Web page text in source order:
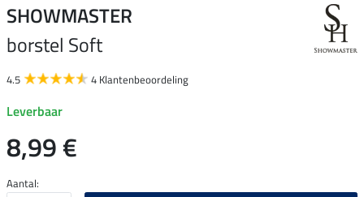
SHOWMASTER
borstel Soft
4.5 4 Klantenbeoordeling
Leverbaar
8,99 €
Aantal: